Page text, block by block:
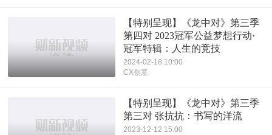
【特别呈现】《龙中对》第三季
第四对 2023冠军公益梦想行动·
冠军特辑：人生的竞技
2024-02-18 10:00
CX创意
【特别呈现】《龙中对》第三季
第三对 张抗抗：书写的洋流
2023-12-12 15:00